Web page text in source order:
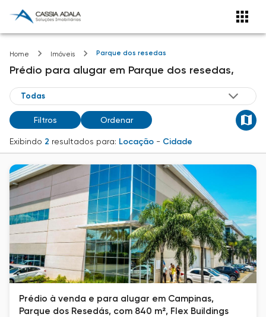
Home Imóveis Parque dos resedas
Prédio para alugar em Parque dos resedas,
Filtros Ordenar
Exibindo 2 resultados para: Locação - Cidade
Prédio à venda e para alugar em Campinas,
Parque dos Resedás, com 840 m², Flex Buildings